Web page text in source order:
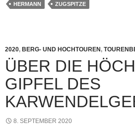
HERMANN ZUGSPITZE
2020, BERG- UND HOCHTOUREN,
ÜBER DIE
GIPFEL DES
8. SEPTEMBER 2020